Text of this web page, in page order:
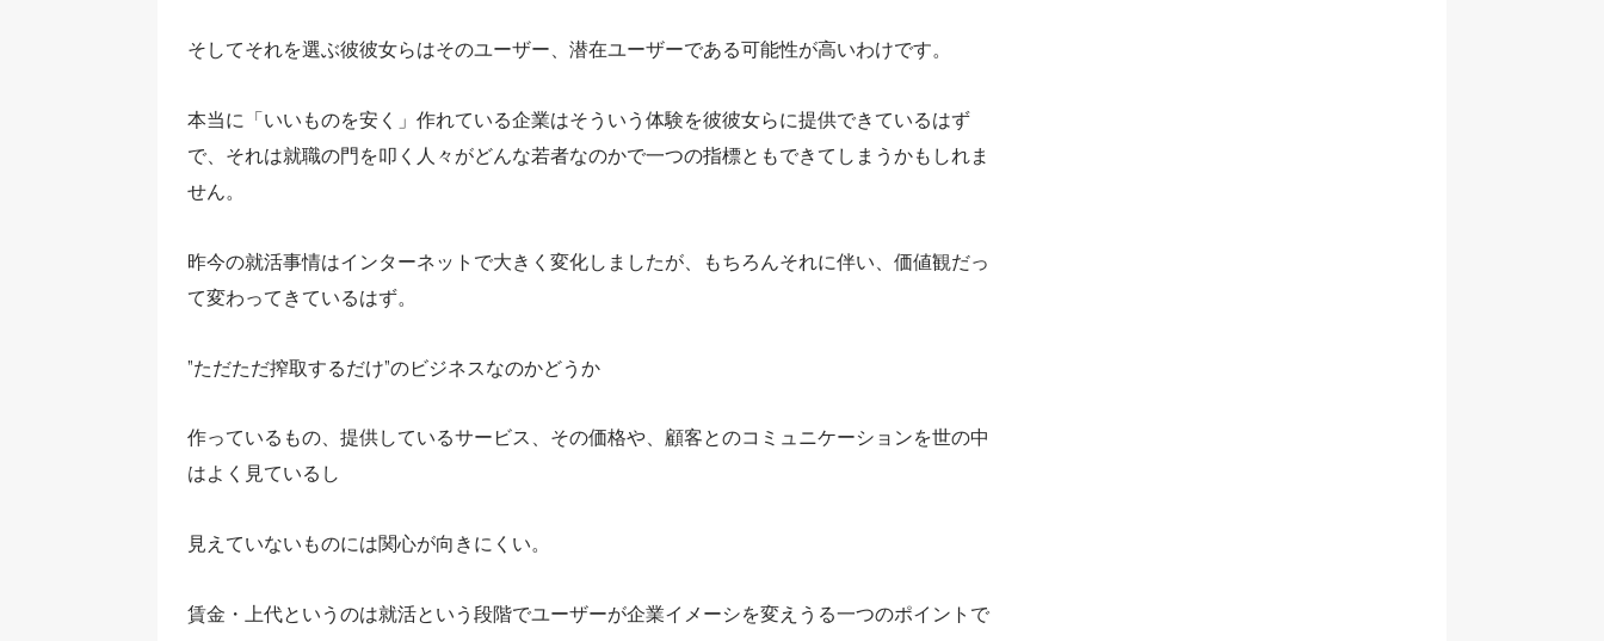
そしてそれを選ぶ彼彼女らはそのユーザー、潜在ユーザーである可能性が高いわけです。
本当に「いいものを安く」作れている企業はそういう体験を彼彼女らに提供できているはず
で、それは就職の門を叩く人々がどんな若者なのかで一つの指標ともできてしまうかもしれま
せん。
昨今の就活事情はインターネットで大きく変化しましたが、もちろんそれに伴い、価値観だっ
て変わってきているはず。
”ただただ搾取するだけ”のビジネスなのかどうか
作っているもの、提供しているサービス、その価格や、顧客とのコミュニケーションを世の中
はよく見ているし
見えていないものには関心が向きにくい。
賃金・上代というのは就活という段階でユーザーが企業イメーシを変えうる一つのポイントで